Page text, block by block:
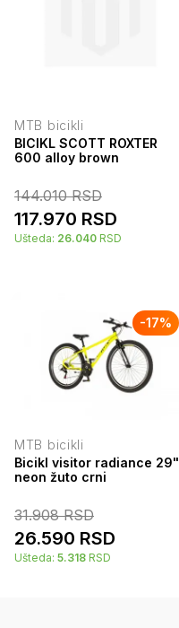
MTB bicikli
BICIKL SCOTT ROXTER
600 alloy brown
144.010RSD
117.970 RSD
Ušteda: 26.040 RSD
-17%
MTB bicikli
Bicikl visitor radiance 29"
neon žuto crni
31.908 RSD
26.590 RSD
Ušteda: 5.318 RSD